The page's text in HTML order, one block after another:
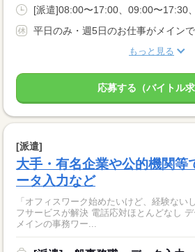
[派遣]08:00〜17:00、09:00〜17:30
もっと見る
応募する（バイトル求
[派遣]
大手・有名企業や公的機関等
ータ入力など
「オフィスワーク始めたいけど、経験ない
フサービスが解決 電話応対ほとんどなし
メインの事務ワー...